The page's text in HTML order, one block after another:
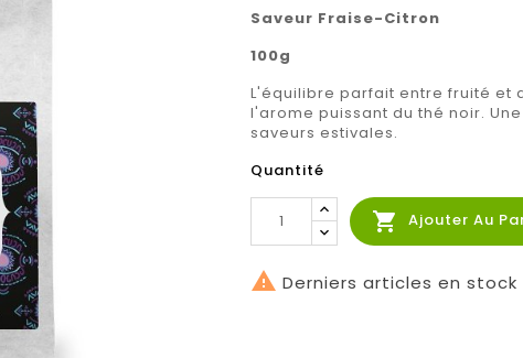
Saveur Fraise-Citron
100g
L'équilibre parfait entre fruité et
l'arome puissant du thé noir.
saveurs estivales.
Quantité
 Ajouter Au
 Derniers articles en stock